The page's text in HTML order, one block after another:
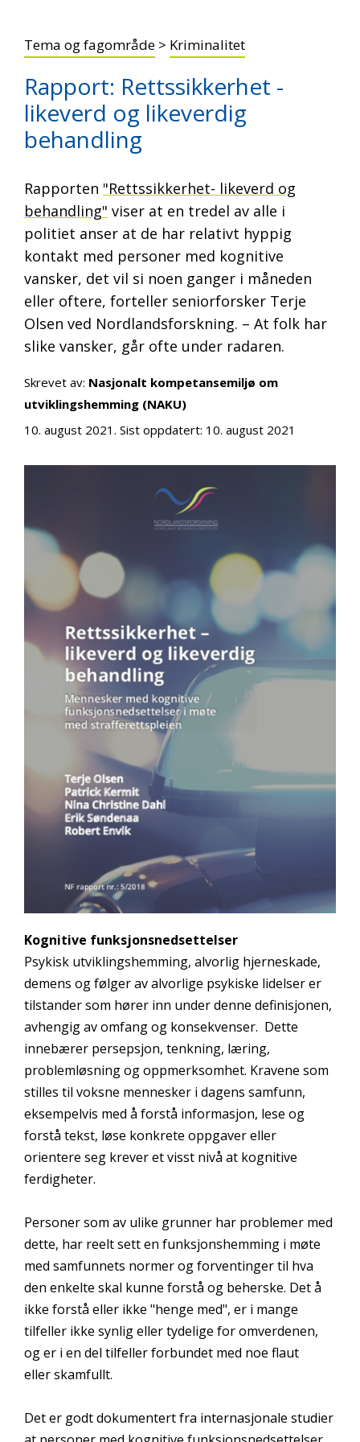
Tema og fagområde > Kriminalitet
Rapport: Rettssikkerhet -
likeverd og likeverdig
behandling
Rapporten "Rettssikkerhet- likeverd og
behandling" viser at en tredel av alle i
politiet anser at de har relativt hyppig
kontakt med personer med kognitive
vansker, det vil si noen ganger i måneden
eller oftere, forteller seniorforsker Terje
Olsen ved Nordlandsforskning. – At folk har
slike vansker, går ofte under radaren.
Skrevet av: Nasjonalt kompetansemiljø om
utviklingshemming (NAKU)
10. august 2021 . Sist oppdatert: 10. august 2021
Kognitive funksjonsnedsettelser
Psykisk utviklingshemming, alvorlig hjerneskade,
demens og følger av alvorlige psykiske lidelser er
tilstander som hører inn under denne definisjonen,
avhengig av omfang og konsekvenser. Dette
innebærer persepsjon, tenkning, læring,
problemløsning og oppmerksomhet. Kravene som
stilles til voksne mennesker i dagens samfunn,
eksempelvis med å forstå informasjon, lese og
forstå tekst, løse konkrete oppgaver eller
orientere seg krever et visst nivå at kognitive
ferdigheter.
Personer som av ulike grunner har problemer med
dette, har reelt sett en funksjonshemming i møte
med samfunnets normer og forventinger til hva
den enkelte skal kunne forstå og beherske. Det å
ikke forstå eller ikke "henge med", er i mange
tilfeller ikke synlig eller tydelige for omverdenen,
og er i en del tilfeller forbundet med noe flaut
eller skamfullt.
Det er godt dokumentert fra internasjonale studier